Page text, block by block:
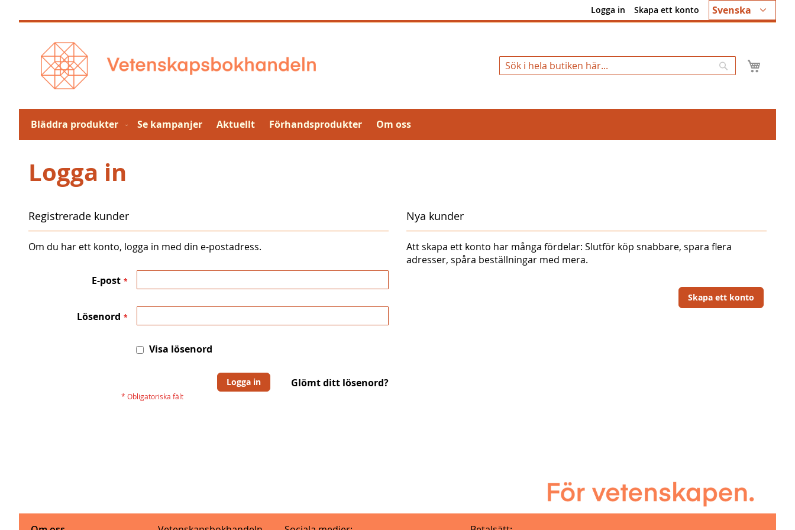
till
Språk
Svenska
Logga in Skapa ett konto
Sök
Bläddra produkter Se kampanjer Aktuellt Förhandsprodukter Om oss
Logga in
Registrerade kunder
Om du har ett konto, logga in med din e-postadress.
E-post
Lösenord
Visa lösenord
Logga in Glömt ditt lösenord?
Nya kunder
Att skapa ett konto har många fördelar: Slutför köp snabbare, spara flera
adresser, spåra beställningar med mera.
Skapa ett konto